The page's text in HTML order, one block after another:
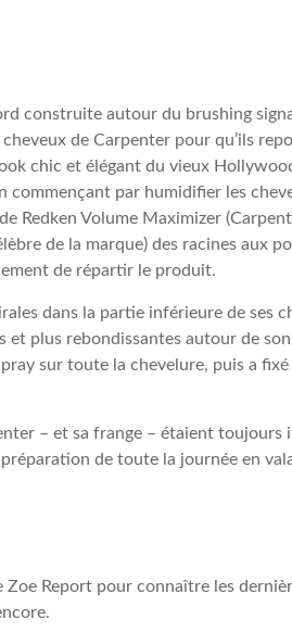
construite autour du brushing
de Carpenter pour qu’ils
chic et élégant du vieux
commençant par humidifier les
Redken Volume Maximizer
de la marque) des racines aux
de répartir le produit.
dans la partie inférieure de ses
et plus rebondissantes autour de
sur toute la chevelure, puis a
– et sa frange – étaient toujours
de toute la journée en
Report pour connaître les